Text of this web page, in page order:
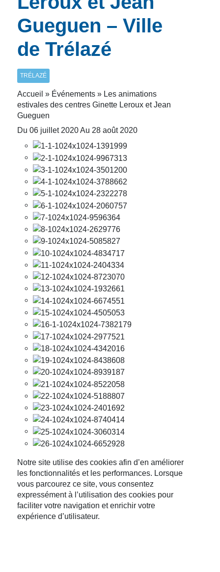
Gueguen – Ville
de Trélazé
TRÉLAZÉ
Accueil » Événements » Les animations
estivales des centres Ginette Leroux et Jean
Gueguen
Du 06 juillet 2020 Au 28 août 2020
Notre site utilise des cookies afin d’en améliorer
les fonctionnalités et les performances. Lorsque
vous parcourez ce site, vous consentez
expressément à l’utilisation des cookies pour
faciliter votre navigation et enrichir votre
expérience d’utilisateur.